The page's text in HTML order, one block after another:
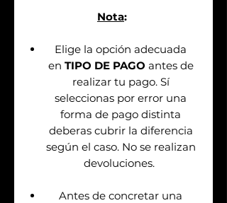
Nota:
Elige la opción adecuada
en TIPO DE PAGO antes de
realizar tu pago. Sí
seleccionas por error una
forma de pago distinta
deberas cubrir la diferencia
según el caso. No se realizan
devoluciones.
Antes de concretar una